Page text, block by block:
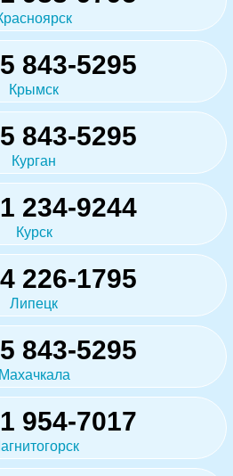
843-5295
Крымск
843-5295
Курган
234-9244
Курск
226-1795
Липецк
843-5295
Махачкала
954-7017